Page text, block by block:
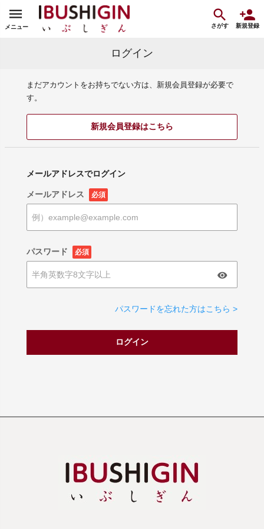
メニュー さがす 新規登録
ログイン
まだアカウントをお持ちでない方は、新規会員登録が必要で
す。
新規会員登録はこちら
メールアドレスでログイン
メールアドレス 必須
パスワード 必須
パスワードを忘れた方はこちら >
ログイン